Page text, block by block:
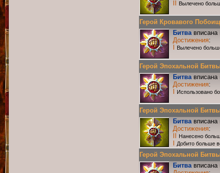
Вылечено
Герой Кровавого
Битвавписана
Достижения:
Вылечено
Герой Эпохальной
Битвавписана
Достижения:
Использовано
Герой Эпохальной
Битвавписана
Достижения:
Нанесено
Добито больше
Герой Эпохальной
Битвавписана